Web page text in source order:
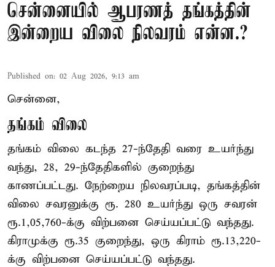
சென்னையில் ஆபரணத் தங்கத்தின்
இன்றைய விலை நிலவரம் என்ன.?
Published on: 02 Aug 2026, 9:13 am
சென்னை,
தங்கம் விலை
தங்கம் விலை கடந்த 27-ந்தேதி வரை உயர்ந்து
வந்து, 28, 29-ந்தேதிகளில் குறைந்து
காணப்பட்டது. நேற்றைய நிலவரப்படி, தங்கத்தின்
விலை சவரனுக்கு ரூ. 280 உயர்ந்து ஒரு சவரன்
ரூ.1,05,760-க்கு விற்பனை செய்யப்பட்டு வந்தது.
கிராமுக்கு ரூ.35 குறைந்து, ஒரு கிராம் ரூ.13,220-
க்கு விற்பனை செய்யப்பட்டு வந்தது.